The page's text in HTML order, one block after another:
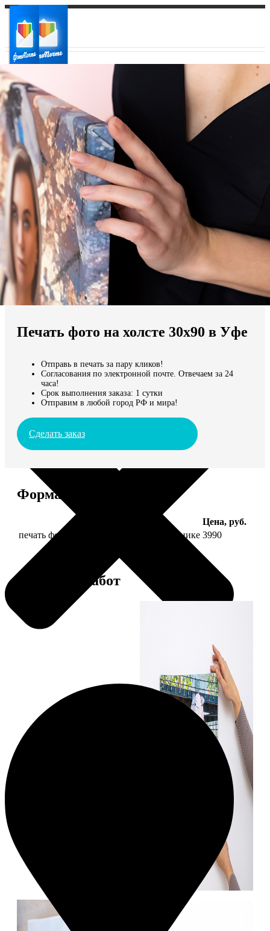
Ваш город:
Ваш регион доставки
Выберите из списка:
Мы доставляем по всему миру
Продолжить без города
Печать фото на холсте 30х90 в Уфе
Отправь в печать за пару кликов!
Согласования по электронной почте. Отвечаем за 24
часа!
Срок выполнения заказа: 1 сутки
Отправим в любой город РФ и мира!
Сделать заказ
Форматы и цены
Цена, руб.
печать фото на холсте 30х90 на подрамнике 3990
Примеры работ